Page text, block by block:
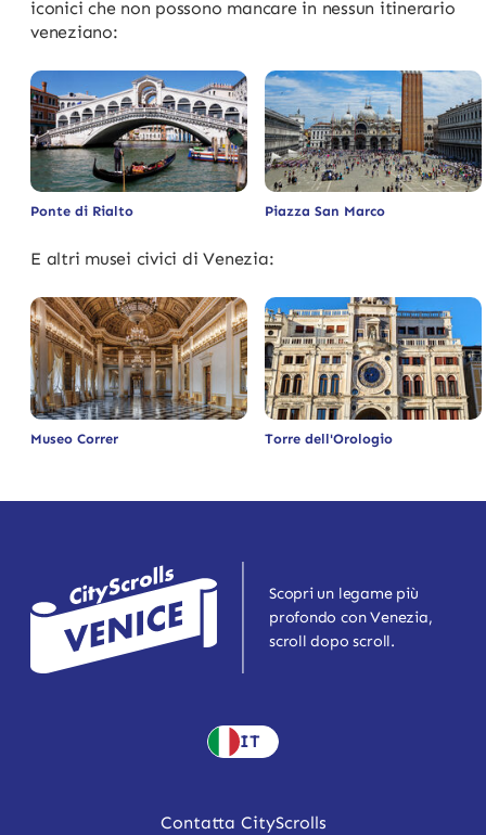
iconici che non possono mancare in nessun itinerario
veneziano:
Ponte di Rialto Piazza San Marco
E altri musei civici di Venezia:
Museo Correr Torre dell'Orologio
Scopri un legame più
profondo con Venezia,
scroll dopo scroll.
IT
Contatta CityScrolls